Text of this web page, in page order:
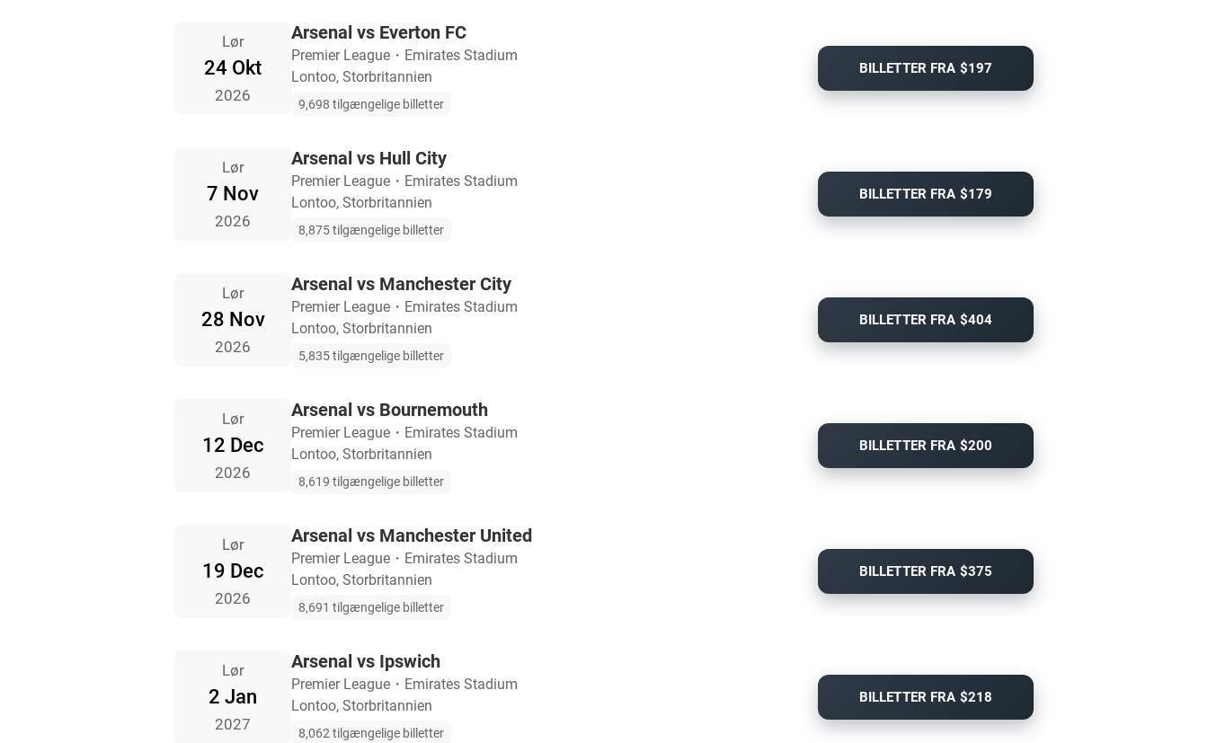
Lør
24 Okt
2026
Arsenal vs Everton FC
Premier League ・ Emirates Stadium
Lontoo, Storbritannien
9,698 tilgængelige billetter
BILLETTER FRA $197
Lør
7 Nov
2026
Arsenal vs Hull City
Premier League ・ Emirates Stadium
Lontoo, Storbritannien
8,875 tilgængelige billetter
BILLETTER FRA $179
Lør
28 Nov
2026
Arsenal vs Manchester City
Premier League ・ Emirates Stadium
Lontoo, Storbritannien
5,835 tilgængelige billetter
BILLETTER FRA $404
Lør
12 Dec
2026
Arsenal vs Bournemouth
Premier League ・ Emirates Stadium
Lontoo, Storbritannien
8,619 tilgængelige billetter
BILLETTER FRA $200
Lør
19 Dec
2026
Arsenal vs Manchester United
Premier League ・ Emirates Stadium
Lontoo, Storbritannien
8,691 tilgængelige billetter
BILLETTER FRA $375
Lør
2 Jan
2027
Arsenal vs Ipswich
Premier League ・ Emirates Stadium
Lontoo, Storbritannien
8,062 tilgængelige billetter
BILLETTER FRA $218